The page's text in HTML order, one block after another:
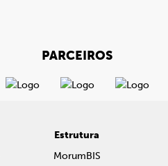
PARCEIROS
Estrutura
MorumBIS